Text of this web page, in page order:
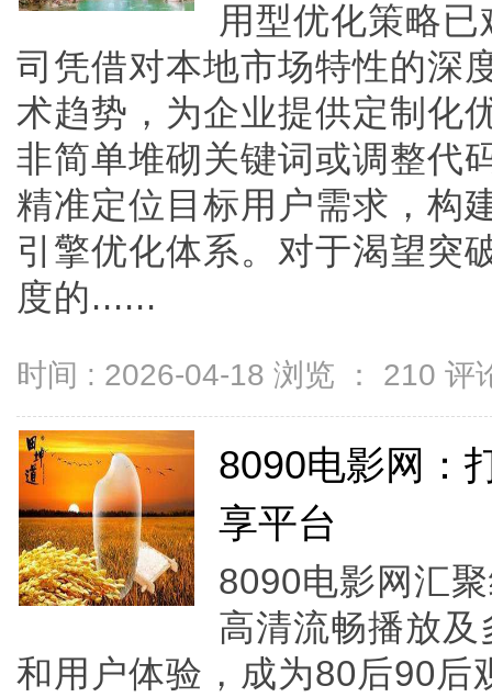
用型优化策略
司凭借对本地市场特性的深
术趋势，为企业提供定制化
非简单堆砌关键词或调整代
精准定位目标用户需求，构
引擎优化体系。对于渴望突
度的......
时间 : 2026-04-18 浏览 ： 210 评
8090电影网：
享平台
8090电影网汇
高清流畅播放
和用户体验，成为80后90后